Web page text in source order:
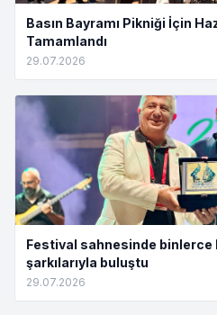
Basın Bayramı Pikniği İçin
Tamamlandı
29.07.2026
Festival sahnesinde binlerce
şarkılarıyla buluştu
29.07.2026